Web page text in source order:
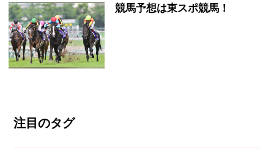
競馬予想は東スポ競馬！
注目のタグ